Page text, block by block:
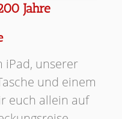
Jahre
iPad, unserer
und einem
euch allein auf